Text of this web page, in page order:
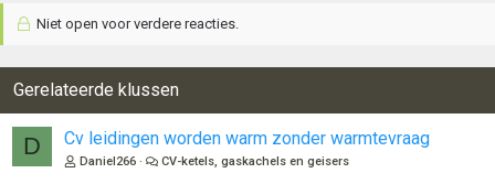
Niet open voor verdere reacties.
Gerelateerde klussen
D Cv leidingen worden warm zonder warmtevraag
Daniel266 CV-ketels, gaskachels en geisers